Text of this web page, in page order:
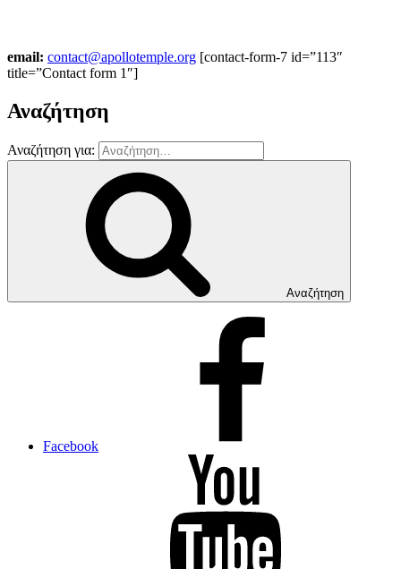
email: contact@apollotemple.org [contact-form-7 id=”113″
title=”Contact form 1″]
Αναζήτηση
Αναζήτηση για:
Αναζήτηση
Facebook